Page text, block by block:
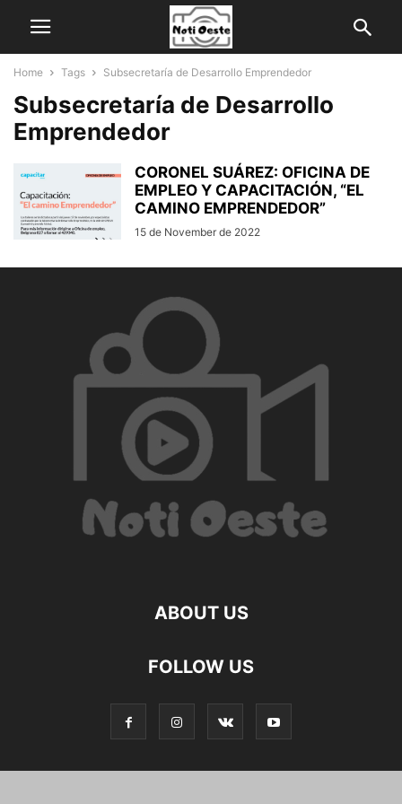
Home Tags Subsecretaría de Desarrollo Emprendedor
Subsecretaría de Desarrollo
Emprendedor
CORONEL SUÁREZ: OFICINA DE
EMPLEO Y CAPACITACIÓN, “EL
CAMINO EMPRENDEDOR”
15 de November de 2022
ABOUT US
FOLLOW US